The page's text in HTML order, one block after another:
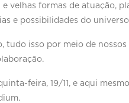
e velhas formas de atuação,
e possibilidades do
tudo isso por meio de nossos
feira, 19/11, e aqui